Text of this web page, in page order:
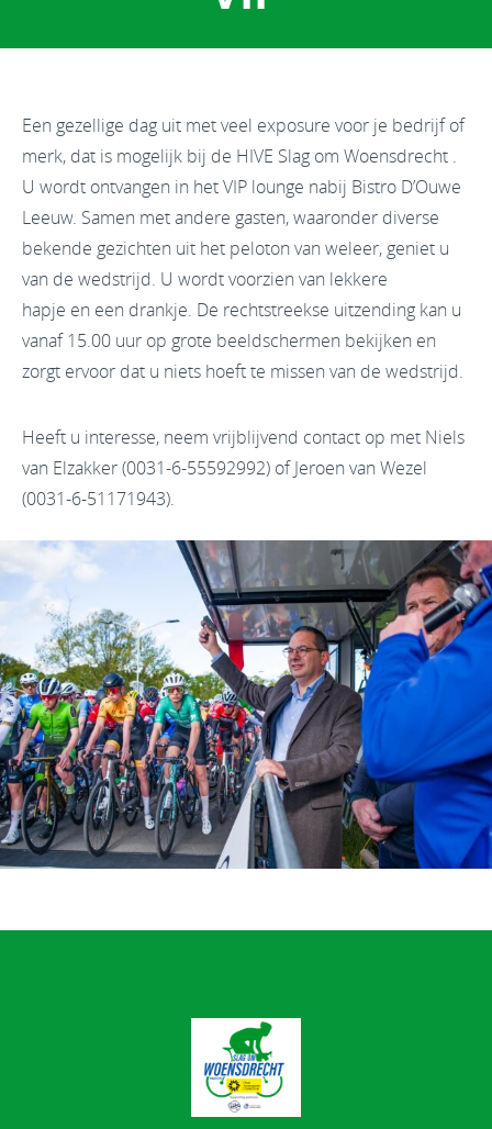
Een gezellige dag uit met veel exposure voor je bedrijf of
merk, dat is mogelijk bij de HIVE Slag om Woensdrecht .
U wordt ontvangen in het VIP lounge nabij Bistro D’Ouwe
Leeuw. Samen met andere gasten, waaronder diverse
bekende gezichten uit het peloton van weleer, geniet u
van de wedstrijd. U wordt voorzien van lekkere
hapje en een drankje. De rechtstreekse uitzending kan u
vanaf 15.00 uur op grote beeldschermen bekijken en
zorgt ervoor dat u niets hoeft te missen van de wedstrijd.
Heeft u interesse, neem vrijblijvend contact op met Niels
van Elzakker (0031-6-55592992) of Jeroen van Wezel
(0031-6-51171943).